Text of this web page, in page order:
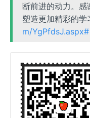
断前进的动力。感
塑造更加精彩的学
m/YgPfdsJ.aspx#